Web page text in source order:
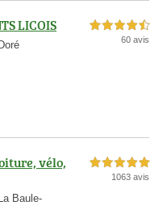
LICOIS 4,5 étoiles sur 5
60 avis
vélo,
Baule-
5,0 étoiles sur 5
1063 avis